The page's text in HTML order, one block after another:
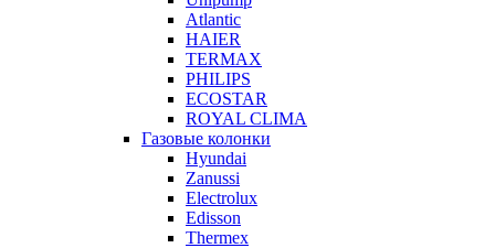
Atlantic
HAIER
TERMAX
PHILIPS
ECOSTAR
ROYAL CLIMA
Газовые колонки
Hyundai
Zanussi
Electrolux
Edisson
Thermex